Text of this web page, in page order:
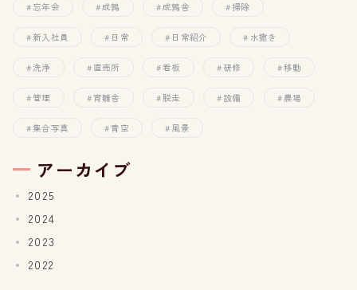
忘年会 成鶉 成鶉舎 掃除
新入社員 日常 日常紹介 水撒き
洗浄 直売所 看板 研修 移動
管理 育雛舎 脱走 設備 農場
集合写真 青空 風景
アーカイブ
2025
2024
2023
2022